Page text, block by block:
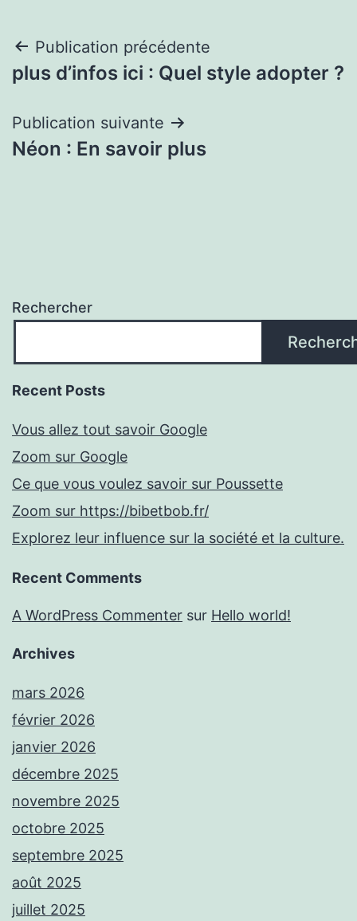
Navigation
de
l’article
Publication précédente
plus d’infos ici : Quel style adopter ?
Publication suivante
Néon : En savoir plus
Rechercher
Recent Posts
Vous allez tout savoir Google
Zoom sur Google
Ce que vous voulez savoir sur Poussette
Zoom sur https://bibetbob.fr/
Explorez leur influence sur la société et la culture.
Recent Comments
A WordPress Commenter sur Hello world!
Archives
mars 2026
février 2026
janvier 2026
décembre 2025
novembre 2025
octobre 2025
septembre 2025
août 2025
juillet 2025